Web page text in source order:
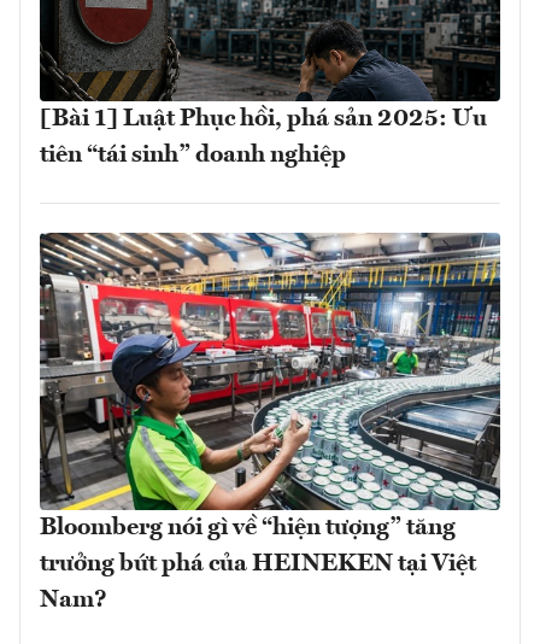
[Bài 1] Luật Phục hồi, phá sản 2025: Ưu
tiên “tái sinh” doanh nghiệp
Bloomberg nói gì về “hiện tượng” tăng
trưởng bứt phá của HEINEKEN tại Việt
Nam?